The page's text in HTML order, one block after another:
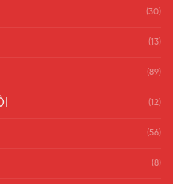
(30)
(13)
(89)
(12)
(56)
(8)